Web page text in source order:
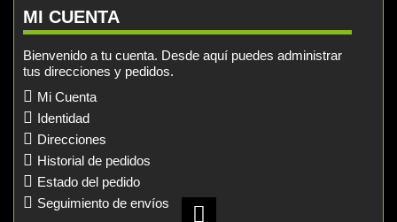
MI CUENTA
Bienvenido a tu cuenta. Desde aquí puedes administrar
tus direcciones y pedidos.
Mi Cuenta
Identidad
Direcciones
Historial de pedidos
Estado del pedido
Seguimiento de envíos